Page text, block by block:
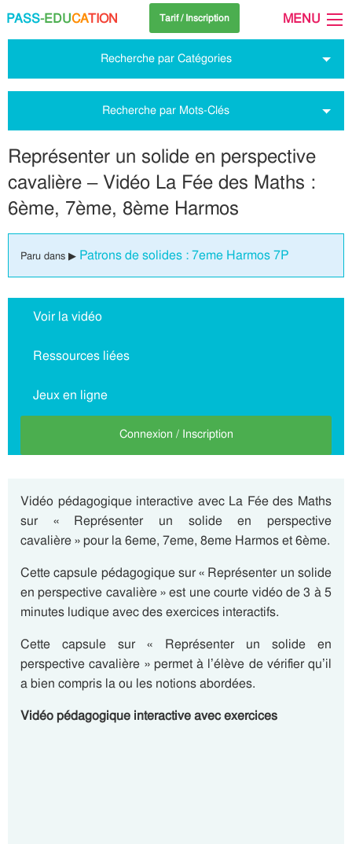
PASS-EDUCATION Tarif / Inscription MENU
Recherche par Catégories
Recherche par Mots-Clés
Représenter un solide en perspective
cavalière – Vidéo La Fée des Maths :
6ème, 7ème, 8ème Harmos
Paru dans ▶ Patrons de solides : 7eme Harmos 7P
Voir la vidéo
Ressources liées
Jeux en ligne
Connexion / Inscription
Vidéo pédagogique interactive avec La Fée des Maths
sur « Représenter un solide en perspective
cavalière » pour la 6eme, 7eme, 8eme Harmos et 6ème.
Cette capsule pédagogique sur « Représenter un solide
en perspective cavalière » est une courte vidéo de 3 à 5
minutes ludique avec des exercices interactifs.
Cette capsule sur « Représenter un solide en
perspective cavalière » permet à l’élève de vérifier qu’il
a bien compris la ou les notions abordées.
Vidéo pédagogique interactive avec exercices